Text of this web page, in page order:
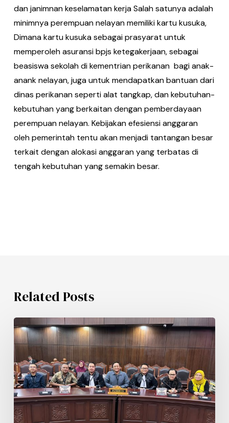
dan janimnan keselamatan kerja Salah satunya adalah
minimnya perempuan nelayan memiliki kartu kusuka,
Dimana kartu kusuka sebagai prasyarat untuk
memperoleh asuransi bpjs ketegakerjaan, sebagai
beasiswa sekolah di kementrian perikanan bagi anak-
anank nelayan, juga untuk mendapatkan bantuan dari
dinas perikanan seperti alat tangkap, dan kebutuhan-
kebutuhan yang berkaitan dengan pemberdayaan
perempuan nelayan. Kebijakan efesiensi anggaran
oleh pemerintah tentu akan menjadi tantangan besar
terkait dengan alokasi anggaran yang terbatas di
tengah kebutuhan yang semakin besar.
Related Posts